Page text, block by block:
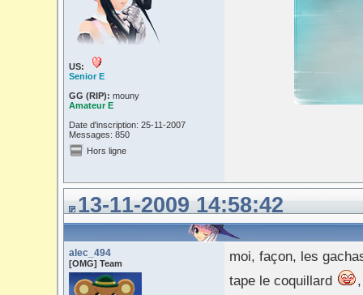
US:
Senior E
GG (RIP): mouny
Amateur E
Date d'inscription: 25-11-2007
Messages: 850
Hors ligne
13-11-2009 14:58:42
alec_494
[OMG] Team
moi, façon, les
tape le coquillard